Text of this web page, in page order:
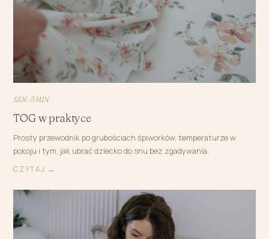
SEN · 5 MIN
TOG w praktyce
Prosty przewodnik po grubościach śpiworków, temperaturze w
pokoju i tym, jak ubrać dziecko do snu bez zgadywania.
CZYTAJ →